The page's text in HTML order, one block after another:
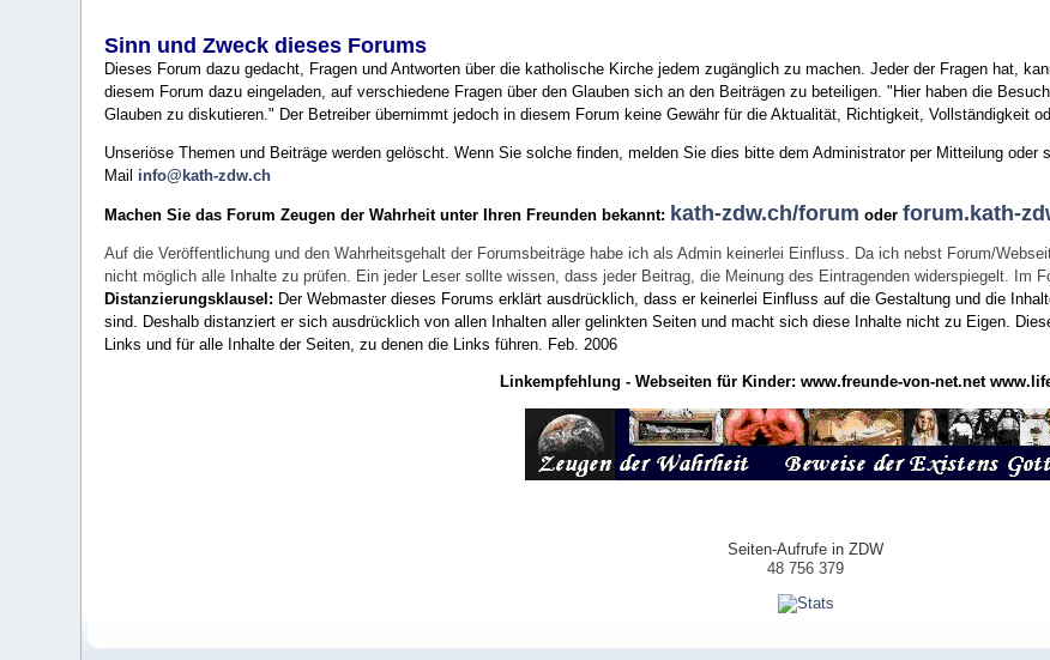
Sinn und Zweck dieses Forums
Dieses Forum dazu gedacht, Fragen und Antworten über die katholische Kirche jedem zugänglich zu machen. Jeder der Fragen hat,
diesem Forum dazu eingeladen, auf verschiedene Fragen über den Glauben sich an den Beiträgen zu beteiligen. "Hier haben die
Glauben zu diskutieren." Der Betreiber übernimmt jedoch in diesem Forum keine Gewähr für die Aktualität, Richtigkeit, Vollständigkeit
Unseriöse Themen und Beiträge werden gelöscht. Wenn Sie solche finden, melden Sie dies bitte dem Administrator per Mitteilung oder
Mail info@kath-zdw.ch
Machen Sie das Forum Zeugen der Wahrheit unter Ihren Freunden bekannt: kath-zdw.ch/forum oderforum.kath-
Auf die Veröffentlichung und den Wahrheitsgehalt der Forumsbeiträge habe ich als Admin keinerlei Einfluss. Da ich nebst Forum/
nicht möglich alle Inhalte zu prüfen. Ein jeder Leser sollte wissen, dass jeder Beitrag, die Meinung des Eintragenden widerspiegelt. Im
Distanzierungsklausel: Der Webmaster dieses Forums erklärt ausdrücklich, dass er keinerlei Einfluss auf die Gestaltung und die
sind. Deshalb distanziert er sich ausdrücklich von allen Inhalten aller gelinkten Seiten und macht sich diese Inhalte nicht zu Eigen.
Links und für alle Inhalte der Seiten, zu denen die Links führen. Feb. 2006
Linkempfehlung - Webseiten für Kinder: www.freunde-von-net.net
Seiten-Aufrufe in ZDW
48 756 379